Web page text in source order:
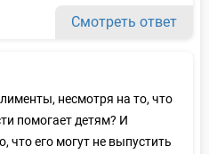
Смотреть ответ
несмотря на то, что
помогает детям? И
что его могут не выпустить